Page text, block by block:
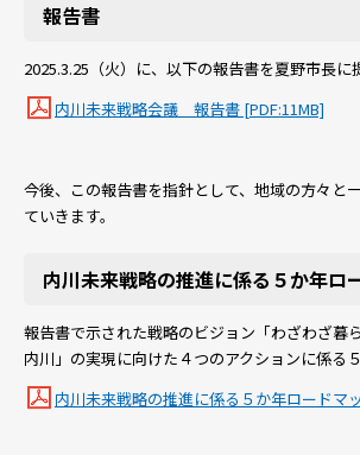
報告書
2025.3.25（火）に、以下の報告書を夏野市長に
内川未来戦略会議 報告書 [PDF:11MB]
今後、この報告書を指針として、地域の方々と
ていきます。
内川未来戦略の推進に係る５か年ロ
報告書で示された戦略のビジョン「わざわざ暮
内川」の実現に向けた４つのアクションに係る
内川未来戦略の推進に係る５か年ロードマ